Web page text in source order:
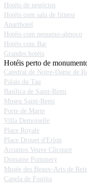
Hotéis de negócios
Hotéis com sala de fitness
Aparthotel
Hotéis com pequeno-almoço
Hotéis com Bar
Grandes hotéis
Hotéis perto de
Catedral de Notre-Dame de
Palais du Tau
Basílica de Saint-Remi
Museu Saint-Remi
Porte de Marte
Villa Demoiselle
Place Royale
Place Drouet d'Erlon
Arrumos Veuve Clicquot
Domaine Pommery
Musée des Beaux-Arts de
Capela de Foujita